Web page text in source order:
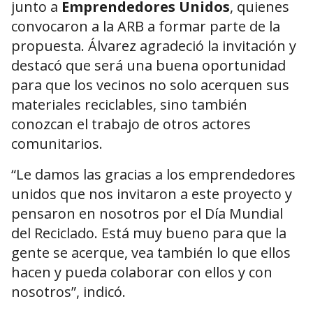
junto a Emprendedores Unidos, quienes
convocaron a la ARB a formar parte de la
propuesta. Álvarez agradeció la invitación y
destacó que será una buena oportunidad
para que los vecinos no solo acerquen sus
materiales reciclables, sino también
conozcan el trabajo de otros actores
comunitarios.
“Le damos las gracias a los emprendedores
unidos que nos invitaron a este proyecto y
pensaron en nosotros por el Día Mundial
del Reciclado. Está muy bueno para que la
gente se acerque, vea también lo que ellos
hacen y pueda colaborar con ellos y con
nosotros”, indicó.